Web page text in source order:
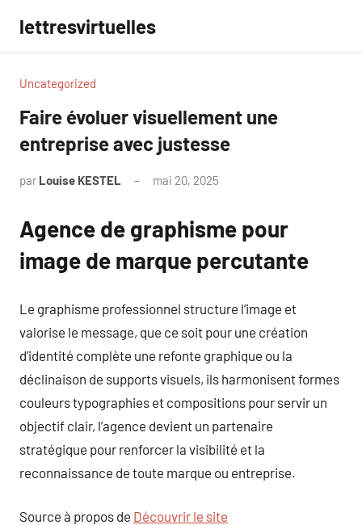
contenu
lettresvirtuelles
Uncategorized
Faire évoluer visuellement une
entreprise avec justesse
par Louise KESTEL mai 20, 2025
Agence de graphisme pour
image de marque percutante
Le graphisme professionnel structure l’image et
valorise le message, que ce soit pour une création
d’identité complète une refonte graphique ou la
déclinaison de supports visuels, ils harmonisent formes
couleurs typographies et compositions pour servir un
objectif clair, l’agence devient un partenaire
stratégique pour renforcer la visibilité et la
reconnaissance de toute marque ou entreprise.
Source à propos de Découvrir le site